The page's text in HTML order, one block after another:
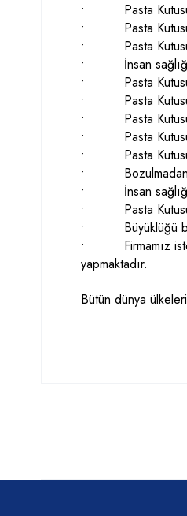
• Pasta Kutusu 8
• Pasta Kutusu
• Pasta Kutusu
• İnsan
• Pasta Kutusu 8
• Pasta Kutusu 8
• Pasta Kutusu 8
• Pasta Kutusu 8
• Pasta Kutusu 8
• Bozulmadan,
• İnsan sağlığına
• Pasta Kutusu 8
• Büyüklüğü belli
• Firmamız
yapmaktadır.
Bütün dünya